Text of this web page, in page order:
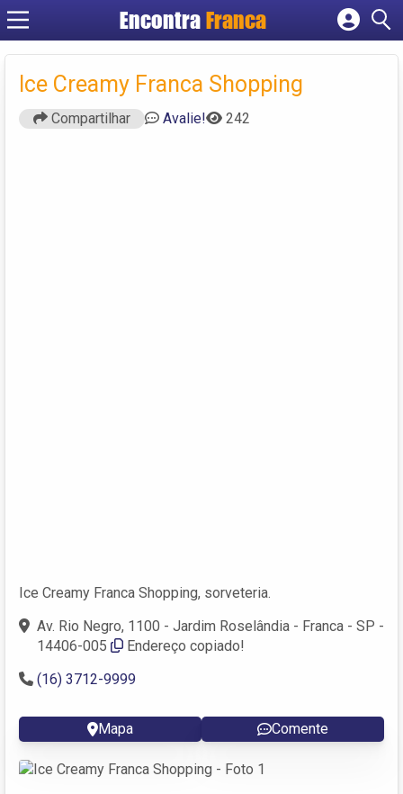
Encontra Franca
Cadastrar empresa
Criar conta
Ice Creamy Franca Shopping
Compartilhar Avalie! 242
Ice Creamy Franca Shopping, sorveteria.
Av. Rio Negro, 1100 - Jardim Roselândia - Franca - SP -
14406-005
Endereço copiado!
(16) 3712-9999
Mapa Comente